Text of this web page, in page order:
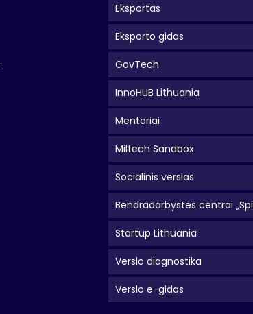
Eksportas
Eksporto gidas
GovTech
InnoHUB Lithuania
Mentoriai
Miltech Sandbox
Socialinis verslas
Bendradarbystės centrai
Startup Lithuania
Verslo diagnostika
Verslo e-gidas